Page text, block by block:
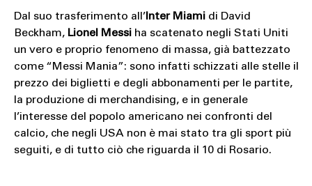
Dal suo trasferimento all’ Inter Miamidi David
Beckham, Lionel Messiha scatenato negli Stati Uniti
un vero e proprio fenomeno di massa, già battezzato
come “Messi Mania”: sono infatti schizzati alle stelle il
prezzo dei biglietti e degli abbonamenti per le partite,
la produzione di merchandising, e in generale
l’interesse del popolo americano nei confronti del
calcio, che negli USA non è mai stato tra gli sport più
seguiti, e di tutto ciò che riguarda il 10 di Rosario.